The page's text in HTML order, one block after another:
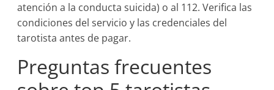
atención a la conducta suicida) o al 112. Verifica las
condiciones del servicio y las credenciales del
tarotista antes de pagar.
Preguntas frecuentes